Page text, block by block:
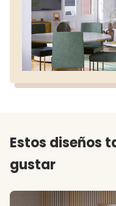
Estos diseños
gustar